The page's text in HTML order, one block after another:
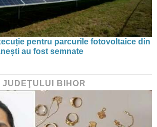
pentru parcurile fotovoltaice din
au fost semnate
JUDEŢULUI BIHOR